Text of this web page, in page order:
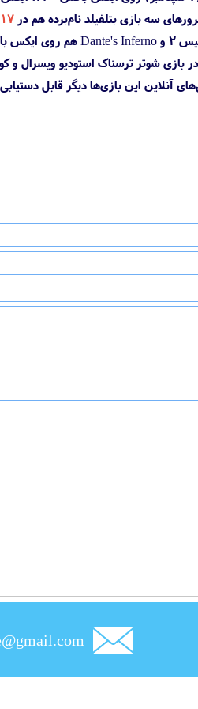
سه بازی بتلفیلد نام‌برده هم در۱۷ آذر
آنلاین این بازی‌ها دیگر قابل